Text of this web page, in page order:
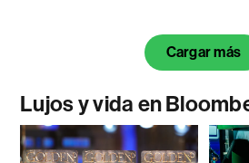
Cargar más
Lujos y vida en